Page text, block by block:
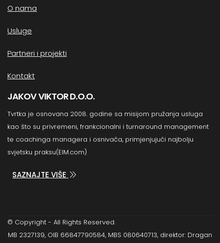
O nama
Usluge
Partneri i projekti
Kontakt
JAKOV VIKTOR D.O.O.
Tvrtka je osnovana 2008. godine sa misijom pružanja usluga
kao što su privremeni, frankcionalni i turnaround management
te coachinga managera i osnivača, primjenjujući najbolju
svjetsku praksu(EIM.com)
SAZNAJTE VIŠE
© Copyright - All Rights Reserved.
MB 2327139, OIB 66847790584, MBS 080640713, direktor: Dragan